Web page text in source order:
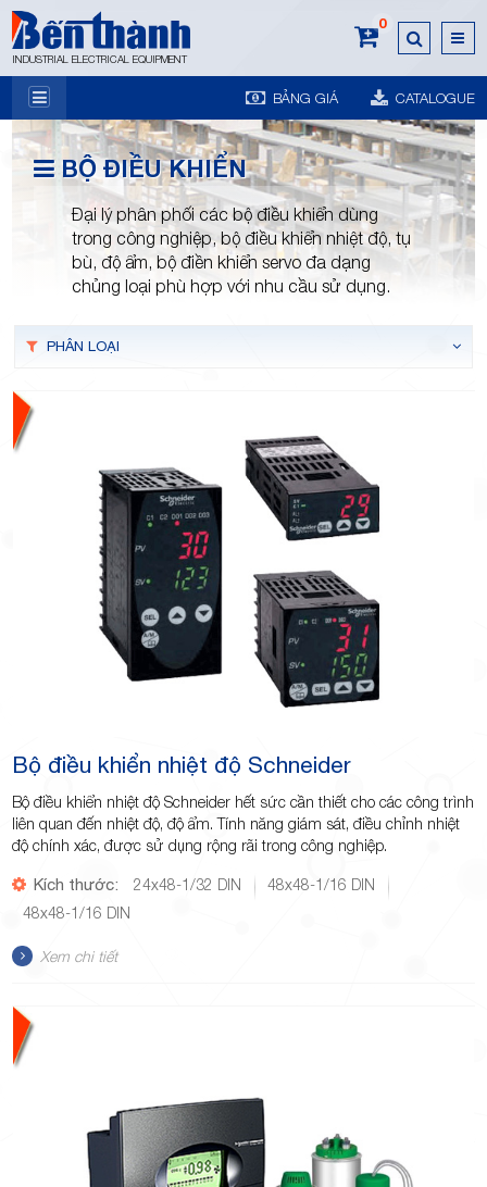
INDUSTRIAL ELECTRICAL EQUIPMENT
0
BẢNG GIÁ CATALOGUE
7A
Trương
Minh
Giảng,
phường
Hiệp Phú,
TP.Thủ
BỘ ĐIỀU KHIỂN
Đại lý phân phối các bộ điều khiển dùng
trong công nghiệp, bộ điều khiển nhiệt độ, tụ
bù, độ ẩm, bộ điền khiển servo đa dạng
chủng loại phù hợp với nhu cầu sử dụng.
PHÂN LOẠI
Bộ điều khiển nhiệt độ Schneider
Bộ điều khiển nhiệt độ Schneider hết sức cần thiết cho các công trình
liên quan đến nhiệt độ, độ ẩm. Tính năng giám sát, điều chỉnh nhiệt
độ chính xác, được sử dụng rộng rãi trong công nghiệp.
Kích thước: 24x48-1/32 DIN
48x48-1/16 DIN
48x48-1/16 DIN
Xem chi tiết